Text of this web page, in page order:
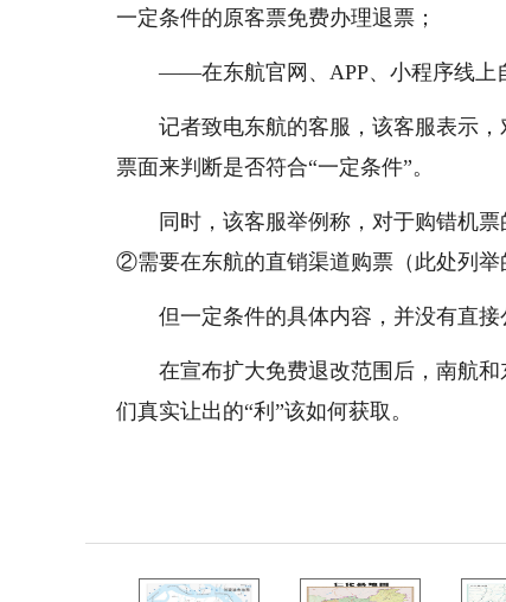
一定条件的原客票免费办理退票；
——在东航官网、APP、小程序线上
记者致电东航的客服，该客服表示
票面来判断是否符合“一定条件”。
同时，该客服举例称，对于购错机
②需要在东航的直销渠道购票（此处列举
但一定条件的具体内容，并没有直接
在宣布扩大免费退改范围后，南航
们真实让出的“利”该如何获取。